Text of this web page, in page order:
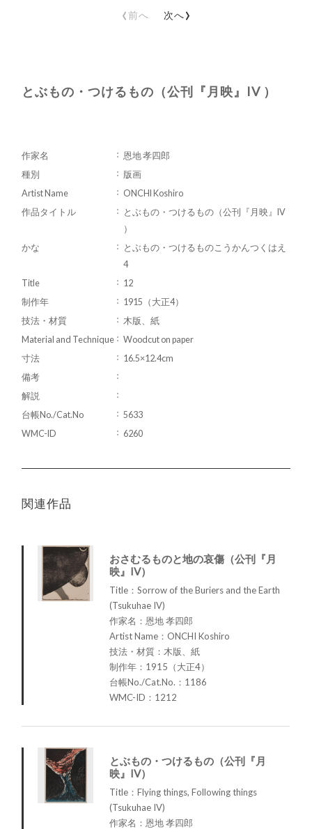
‹前へ 次へ›
とぶもの・つけるもの（公刊『月映』IV ）
作家名
恩地 孝四郎
種別
版画
Artist Name
ONCHI Koshiro
作品タイトル
とぶもの・つけるもの（公刊『月映』IV
）
かな
とぶもの・つけるものこうかんつくはえ
4
Title
12
制作年
1915（大正4）
技法・材質
木版、紙
Material and Technique
Woodcut on paper
寸法
16.5×12.4cm
備考
解説
台帳No./Cat.No
5633
WMC-ID
6260
関連作品
おさむるものと地の哀傷（公刊『月
映』IV）
Title：Sorrow of the Buriers and the Earth
(Tsukuhae IV)
作家名：恩地 孝四郎
Artist Name：ONCHI Koshiro
技法・材質：木版、紙
制作年：1915（大正4）
台帳No./Cat.No.：1186
WMC-ID：1212
とぶもの・つけるもの（公刊『月
映』IV）
Title：Flying things, Following things
(Tsukuhae IV)
作家名：恩地 孝四郎